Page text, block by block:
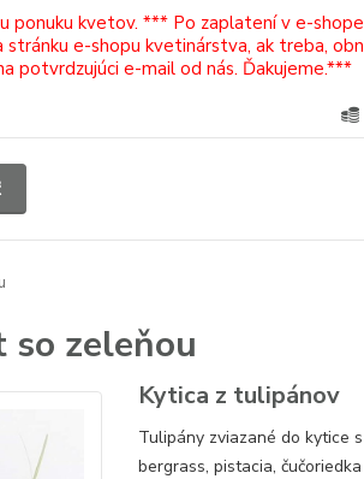
kvetov. *** Po zaplatení v e-
e-shopu kvetinárstva, ak treba,
potvrdzujúci e-mail od nás. Ďakujeme.***
zeleňou
Kytica z tulipánov
Tulipány zviazané do kytice
bergrass, pistacia,